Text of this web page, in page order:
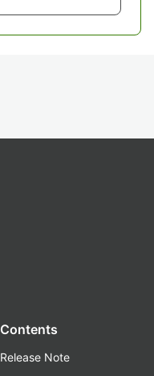
Contents
Release Note